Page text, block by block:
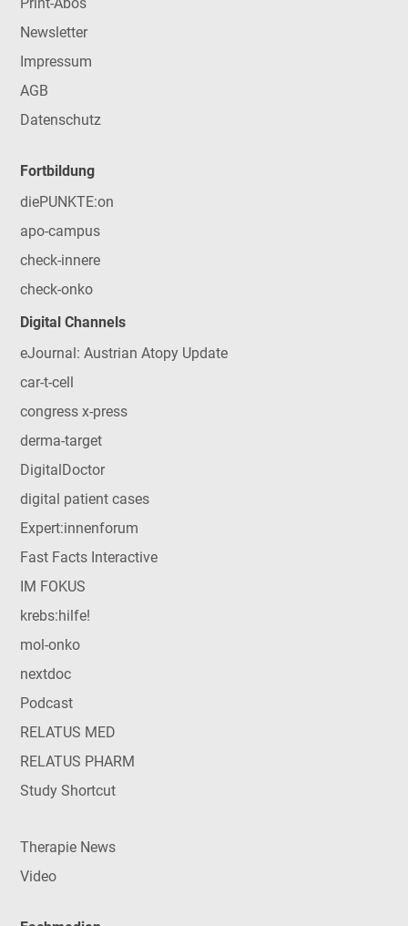
Newsletter
Impressum
AGB
Datenschutz
Fortbildung
diePUNKTE:on
apo-campus
check-innere
check-onko
Digital Channels
eJournal: Austrian Atopy Update
car-t-cell
congress x-press
derma-target
DigitalDoctor
digital patient cases
Expert:innenforum
Fast Facts Interactive
IM FOKUS
krebs:hilfe!
mol-onko
nextdoc
Podcast
RELATUS MED
RELATUS PHARM
Study Shortcut
Therapie News
Video